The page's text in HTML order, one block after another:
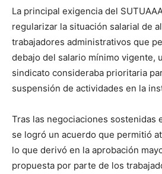
La principal exigencia del
regularizar la situación salarial de
trabajadores administrativos que
debajo del salario mínimo vigente,
sindicato consideraba prioritaria
suspensión de actividades en la
Tras las negociaciones sostenidas
se logró un acuerdo que permitió
lo que derivó en la aprobación
propuesta por parte de los